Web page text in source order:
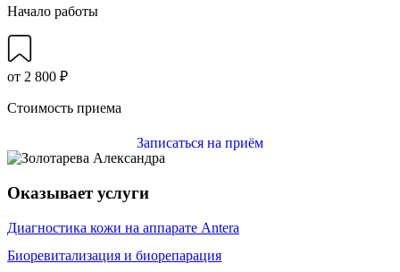
Начало работы
от 2 800 ₽
Стоимость приема
Записаться на приём
Оказывает услуги
Диагностика кожи на аппарате Antera
Биоревитализация и биорепарация